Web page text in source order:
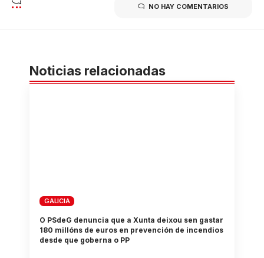
NO HAY COMENTARIOS
Noticias relacionadas
GALICIA
O PSdeG denuncia que a Xunta deixou sen gastar
180 millóns de euros en prevención de incendios
desde que goberna o PP